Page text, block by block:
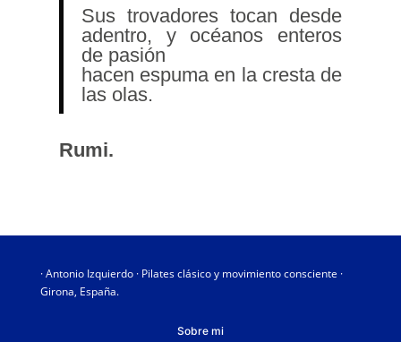
Sus trovadores tocan desde
adentro, y océanos enteros
de pasión
hacen espuma en la cresta de
las olas.
Rumi.
· Antonio Izquierdo · Pilates clásico y movimiento consciente ·
Girona, España.
Sobre mi